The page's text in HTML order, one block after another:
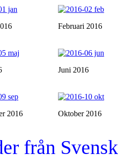
Februari 2016
Juni 2016
2016 Oktober 2016
från